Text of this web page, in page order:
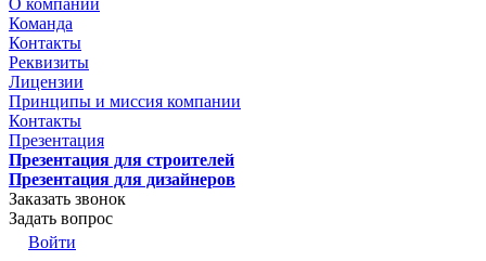
О компании
Команда
Контакты
Реквизиты
Лицензии
Принципы и миссия компании
Контакты
Презентация
Презентация для строителей
Презентация для дизайнеров
Заказать звонок
Задать вопрос
Войти